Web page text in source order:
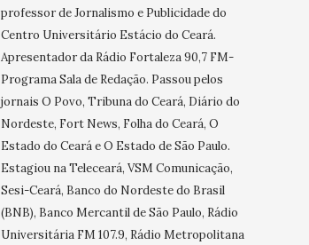
professor de Jornalismo e Publicidade do
Centro Universitário Estácio do Ceará.
Apresentador da Rádio Fortaleza 90,7 FM-
Programa Sala de Redação. Passou pelos
jornais O Povo, Tribuna do Ceará, Diário do
Nordeste, Fort News, Folha do Ceará, O
Estado do Ceará e O Estado de São Paulo.
Estagiou na Teleceará, VSM Comunicação,
Sesi-Ceará, Banco do Nordeste do Brasil
(BNB), Banco Mercantil de São Paulo, Rádio
Universitária FM 107.9, Rádio Metropolitana